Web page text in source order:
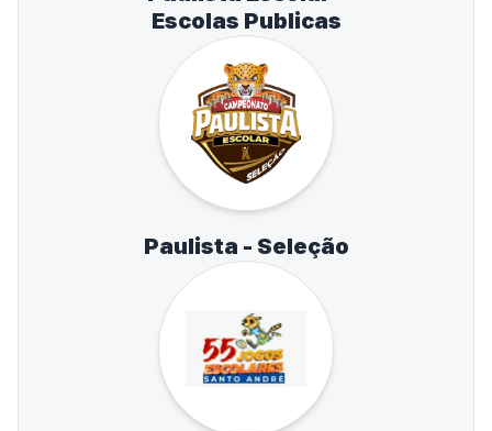
Escolas Publicas
Paulista - Seleção